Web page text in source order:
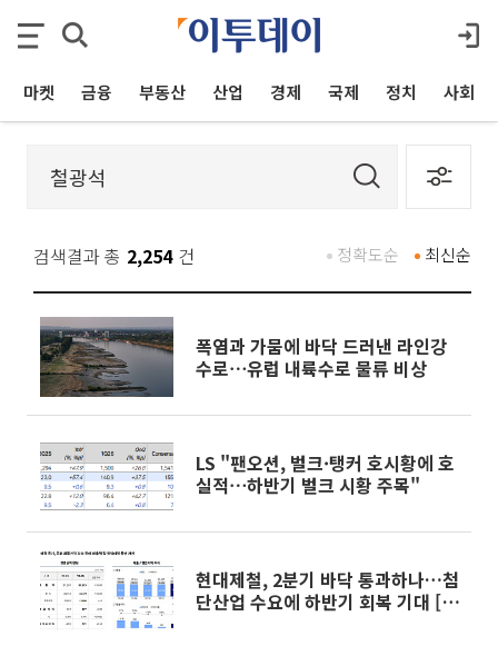
마켓 금융 부동산 산업 경제 국제 정치 사회
검색결과 총 2,254 건 최신순
정확도순
폭염과 가뭄에 바닥 드러낸 라인강
수로⋯유럽 내륙수로 물류 비상
LS "팬오션, 벌크·탱커 호시황에 호
실적⋯하반기 벌크 시황 주목"
현대제철, 2분기 바닥 통과하나…첨
단산업 수요에 하반기 회복 기대 [종